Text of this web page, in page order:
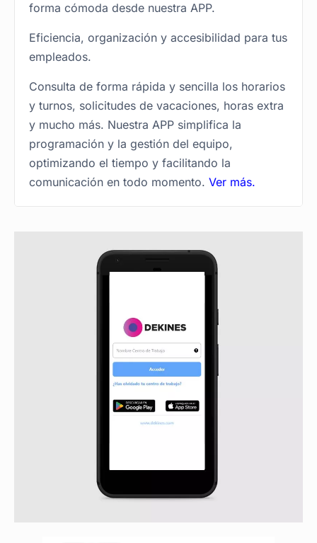
forma cómoda desde nuestra APP.
Eficiencia, organización y accesibilidad para tus
empleados.
Consulta de forma rápida y sencilla los horarios
y turnos, solicitudes de vacaciones, horas extra
y mucho más. Nuestra APP simplifica la
programación y la gestión del equipo,
optimizando el tiempo y facilitando la
comunicación en todo momento. Ver más.